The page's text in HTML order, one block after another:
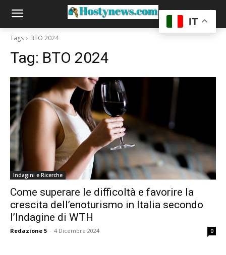
Tags BTO 2024
Tag: BTO 2024
Indagini e Ricerche
Come superare le difficoltà e favorire la
crescita dell’enoturismo in Italia secondo
l’Indagine di WTH
Redazione 5 - 4 Dicembre 2024 0
IT